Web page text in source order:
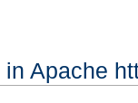
Apache